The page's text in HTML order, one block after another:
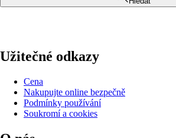
Užitečné odkazy
Cena
Nakupujte online bezpečně
Podmínky používání
Soukromí a cookies